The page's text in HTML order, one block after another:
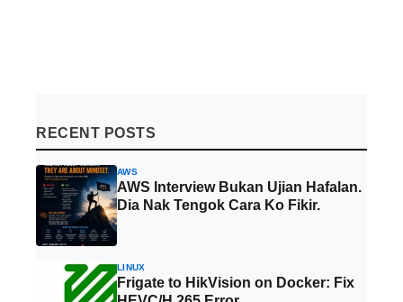
RECENT POSTS
AWS
AWS Interview Bukan Ujian Hafalan.
Dia Nak Tengok Cara Ko Fikir.
LINUX
Frigate to HikVision on Docker: Fix